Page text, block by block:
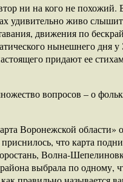
ни на кого не
удивительно живо
движения по
нынешнего дня
придают ее
вопросов – о
Воронежской области»
что карта
Волна-
выбрала по